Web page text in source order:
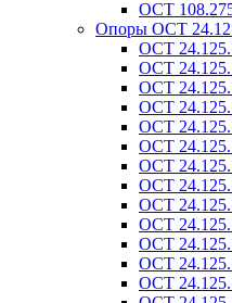
ОСТ
Опоры ОСТ
ОСТ
ОСТ
ОСТ
ОСТ
ОСТ
ОСТ
ОСТ
ОСТ
ОСТ
ОСТ
ОСТ
ОСТ
ОСТ